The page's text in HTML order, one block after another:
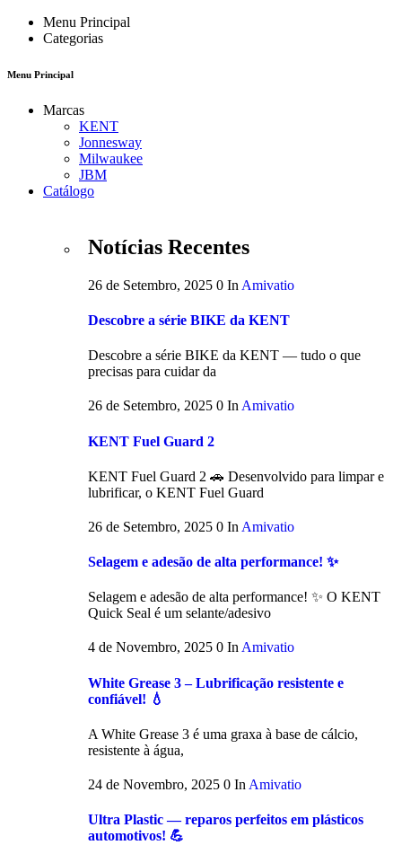
Menu Principal
Categorias
Menu Principal
Marcas
KENT
Jonnesway
Milwaukee
JBM
Catálogo
Notícias Recentes
26 de Setembro, 2025 0 In Amivatio
Descobre a série BIKE da KENT
Descobre a série BIKE da KENT — tudo o que
precisas para cuidar da
26 de Setembro, 2025 0 In Amivatio
KENT Fuel Guard 2
KENT Fuel Guard 2 🚗 Desenvolvido para limpar e
lubrificar, o KENT Fuel Guard
26 de Setembro, 2025 0 In Amivatio
Selagem e adesão de alta performance! ✨
Selagem e adesão de alta performance! ✨ O KENT
Quick Seal é um selante/adesivo
4 de Novembro, 2025 0 InAmivatio
White Grease 3 – Lubrificação resistente e
confiável! 💧
A White Grease 3 é uma graxa à base de cálcio,
resistente à água,
24 de Novembro, 2025 0 In Amivatio
Ultra Plastic — reparos perfeitos em plásticos
automotivos! 💪